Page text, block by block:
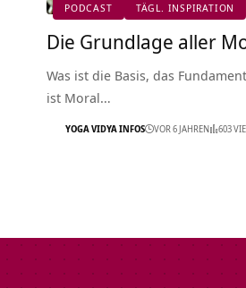
PODCAST TÄGL. INSPIRATION
Die Grundlage aller
Was ist die Basis, das
ist Moral…
YOGA VIDYA INFOS VOR 6 JAHREN 603